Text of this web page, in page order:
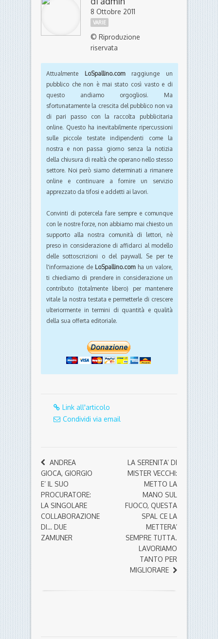
8 Ottobre 2011
VARIE
© Riproduzione
riservata
Attualmente LoSpallino.comraggiunge un
pubblico che non è mai stato così vasto e di
questo andiamo orgogliosi. Ma
sfortunatamente la crescita del pubblico non va
di pari passo con la raccolta pubblicitaria
online. Questo ha inevitabilmente ripercussioni
sulle piccole testate indipendenti come la
nostra e non passa giorno senza la notizia
della chiusura di realtà che operano nello stesso
settore. Noi però siamo determinati a rimanere
online e continuare a fornire un servizio
apprezzato da tifosi e addetti ai lavori.
Convinti di potercela fare sempre e comunque
con le nostre forze, non abbiamo mai chiesto un
supporto alla nostra comunità di lettori, nè
preso in considerazione di affidarci al modello
delle sottoscrizioni o del paywall. Se per te
l'informazione de LoSpallino.comha un valore,
ti chiediamo di prendere in considerazione un
contributo (totalmente libero) per mantenere
vitale la nostra testata e permetterle di crescere
ulteriormente in termini di quantità e qualità
della sua offerta editoriale.
Link all'articolo
Condividi via email
ANDREA
GIOCA, GIORGIO
E’ IL SUO
PROCURATORE:
LA SINGOLARE
COLLABORAZIONE
DI… DUE
ZAMUNER
LA SERENITA’ DI
MISTER VECCHI:
METTO LA
MANO SUL
FUOCO, QUESTA
SPAL CE LA
METTERA’
SEMPRE TUTTA.
LAVORIAMO
TANTO PER
MIGLIORARE